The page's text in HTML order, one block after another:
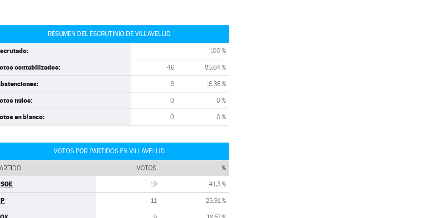
RESUMEN DEL ESCRUTINIO DE VILLAVELLID
100 %
contabilizados: 46 83,64 %
9 16,36 %
nulos: 0 0 %
en blanco: 0 0 %
VOTOS POR PARTIDOS EN VILLAVELLID
VOTOS %
19 41,3 %
11 23,91 %